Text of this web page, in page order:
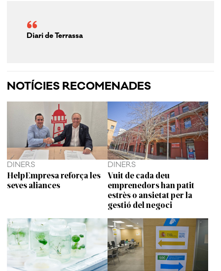
Diari de Terrassa
NOTÍCIES RECOMENADES
DINERS
HelpEmpresa reforça les
seves aliances
DINERS
Vuit de cada deu
emprenedors han patit
estrès o ansietat per la
gestió del negoci